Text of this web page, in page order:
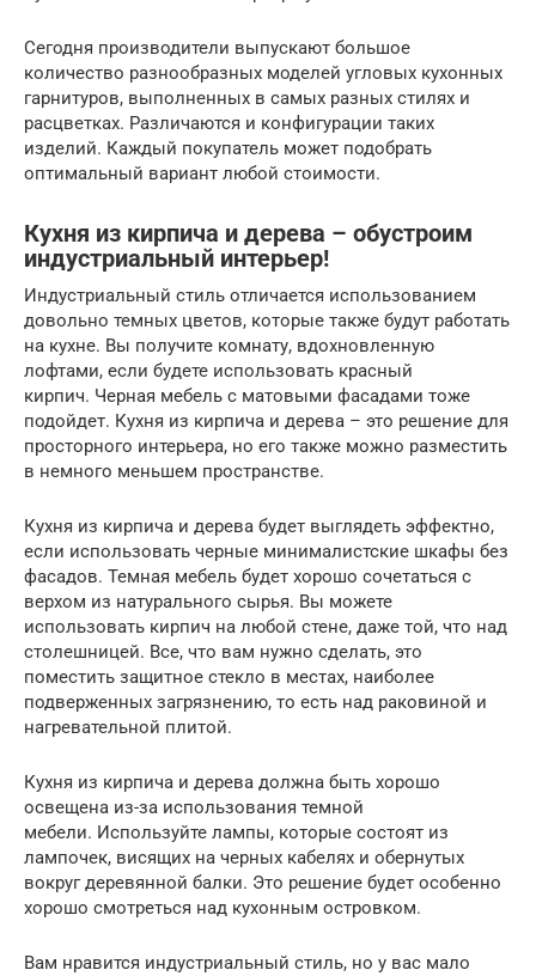
Сегодня производители выпускают большое
количество разнообразных моделей угловых кухонных
гарнитуров, выполненных в самых разных стилях и
расцветках. Различаются и конфигурации таких
изделий. Каждый покупатель может подобрать
оптимальный вариант любой стоимости.
Кухня из кирпича и дерева – обустроим
индустриальный интерьер!
Индустриальный стиль отличается использованием
довольно темных цветов, которые также будут работать
на кухне. Вы получите комнату, вдохновленную
лофтами, если будете использовать красный
кирпич. Черная мебель с матовыми фасадами тоже
подойдет. Кухня из кирпича и дерева – это решение для
просторного интерьера, но его также можно разместить
в немного меньшем пространстве.
Кухня из кирпича и дерева будет выглядеть эффектно,
если использовать черные минималистские шкафы без
фасадов. Темная мебель будет хорошо сочетаться с
верхом из натурального сырья. Вы можете
использовать кирпич на любой стене, даже той, что над
столешницей. Все, что вам нужно сделать, это
поместить защитное стекло в местах, наиболее
подверженных загрязнению, то есть над раковиной и
нагревательной плитой.
Кухня из кирпича и дерева должна быть хорошо
освещена из-за использования темной
мебели. Используйте лампы, которые состоят из
лампочек, висящих на черных кабелях и обернутых
вокруг деревянной балки. Это решение будет особенно
хорошо смотреться над кухонным островком.
Вам нравится индустриальный стиль, но у вас мало